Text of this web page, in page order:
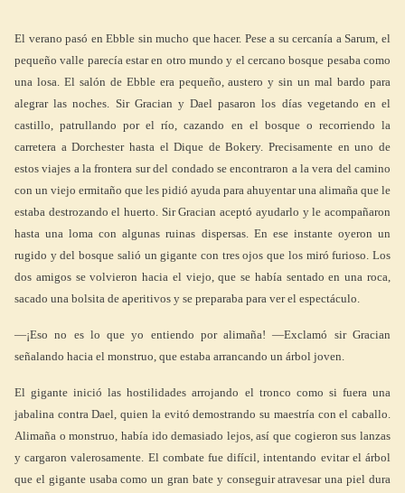
El verano pasó en Ebble sin mucho que hacer. Pese a su cercanía a Sarum, el
pequeño valle parecía estar en otro mundo y el cercano bosque pesaba como
una losa. El salón de Ebble era pequeño, austero y sin un mal bardo para
alegrar las noches. Sir Gracian y Dael pasaron los días vegetando en el
castillo, patrullando por el río, cazando en el bosque o recorriendo la
carretera a Dorchester hasta el Dique de Bokery. Precisamente en uno de
estos viajes a la frontera sur del condado se encontraron a la vera del camino
con un viejo ermitaño que les pidió ayuda para ahuyentar una alimaña que le
estaba destrozando el huerto. Sir Gracian aceptó ayudarlo y le acompañaron
hasta una loma con algunas ruinas dispersas. En ese instante oyeron un
rugido y del bosque salió un gigante con tres ojos que los miró furioso. Los
dos amigos se volvieron hacia el viejo, que se había sentado en una roca,
sacado una bolsita de aperitivos y se preparaba para ver el espectáculo.
—¡Eso no es lo que yo entiendo por alimaña! —Exclamó sir Gracian
señalando hacia el monstruo, que estaba arrancando un árbol joven.
El gigante inició las hostilidades arrojando el tronco como si fuera una
jabalina contra Dael, quien la evitó demostrando su maestría con el caballo.
Alimaña o monstruo, había ido demasiado lejos, así que cogieron sus lanzas
y cargaron valerosamente. El combate fue difícil, intentando evitar el árbol
que el gigante usaba como un gran bate y conseguir atravesar una piel dura